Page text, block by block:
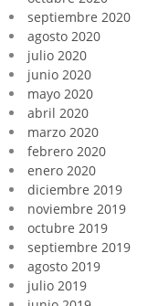
septiembre 2020
agosto 2020
julio 2020
junio 2020
mayo 2020
abril 2020
marzo 2020
febrero 2020
enero 2020
diciembre 2019
noviembre 2019
octubre 2019
septiembre 2019
agosto 2019
julio 2019